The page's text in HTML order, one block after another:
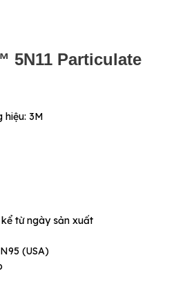
5N11 Particulate
hiệu: 3M
từ ngày sản xuất
(USA)